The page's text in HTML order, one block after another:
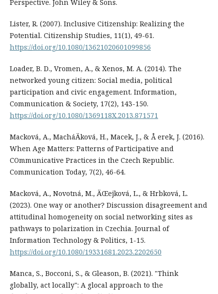
Perspective. John Wiley & Sons.
Lister, R. (2007). Inclusive Citizenship: Realizing the
Potential. Citizenship Studies, 11(1), 49-61.
https://doi.org/10.1080/13621020601099856
Loader, B. D., Vromen, A., & Xenos, M. A. (2014). The
networked young citizen: Social media, political
participation and civic engagement. Information,
Communication & Society, 17(2), 143-150.
https://doi.org/10.1080/1369118X.2013.871571
Macková, A., MacháÄková, H., Macek, J., & Å erek, J. (2016).
When Age Matters: Patterns of Participative and
COmmunicative Practices in the Czech Republic.
Communication Today, 7(2), 46-64.
Macková, A., Novotná, M., ÄŒejková, L., & Hrbková, L.
(2023). One way or another? Discussion disagreement and
attitudinal homogeneity on social networking sites as
pathways to polarization in Czechia. Journal of
Information Technology & Politics, 1-15.
https://doi.org/10.1080/19331681.2023.2202650
Manca, S., Bocconi, S., & Gleason, B. (2021). "Think
globally, act locally": A glocal approach to the